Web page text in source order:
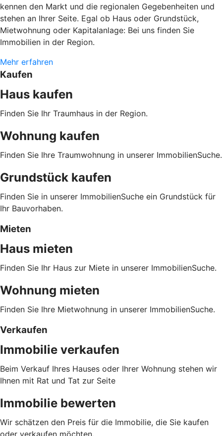
kennen den Markt und die regionalen Gegebenheiten und
stehen an Ihrer Seite. Egal ob Haus oder Grundstück,
Mietwohnung oder Kapitalanlage: Bei uns finden Sie
Immobilien in der Region.
Mehr erfahren
Kaufen
Haus kaufen
Finden Sie Ihr Traumhaus in der Region.
Wohnung kaufen
Finden Sie Ihre Traumwohnung in unserer ImmobilienSuche.
Grundstück kaufen
Finden Sie in unserer ImmobilienSuche ein Grundstück für
Ihr Bauvorhaben.
Mieten
Haus mieten
Finden Sie Ihr Haus zur Miete in unserer ImmobilienSuche.
Wohnung mieten
Finden Sie Ihre Mietwohnung in unserer ImmobilienSuche.
Verkaufen
Immobilie verkaufen
Beim Verkauf Ihres Hauses oder Ihrer Wohnung stehen wir
Ihnen mit Rat und Tat zur Seite
Immobilie bewerten
Wir schätzen den Preis für die Immobilie, die Sie kaufen
oder verkaufen möchten.